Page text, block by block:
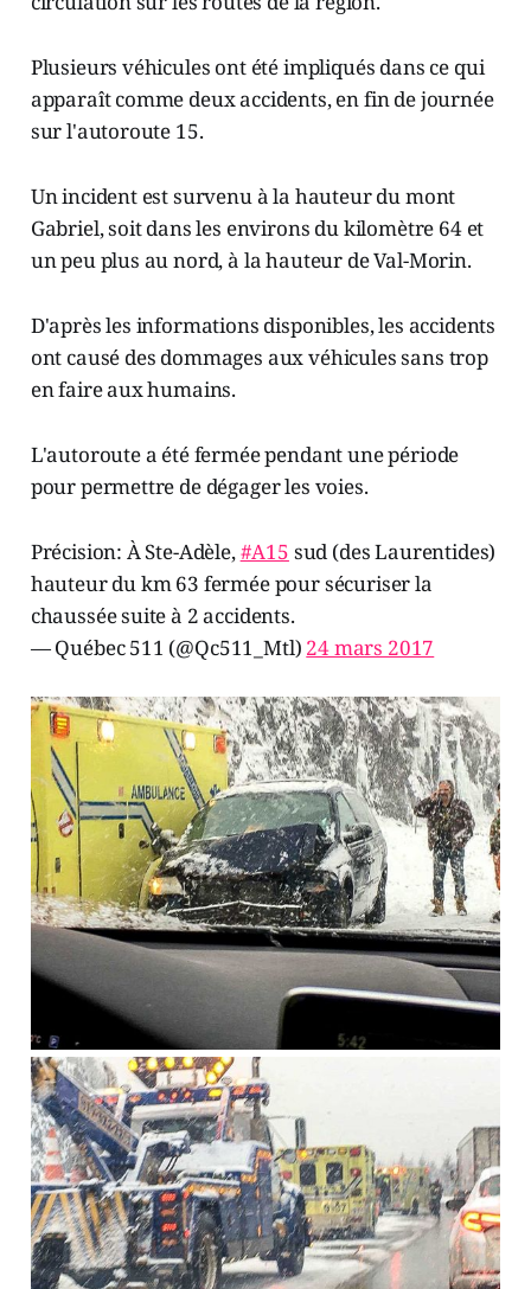
Plusieurs véhicules ont été impliqués dans ce qui
apparaît comme deux accidents, en fin de journée
sur l'autoroute 15.
Un incident est survenu à la hauteur du mont
Gabriel, soit dans les environs du kilomètre 64 et
un peu plus au nord, à la hauteur de Val-Morin.
D'après les informations disponibles, les accidents
ont causé des dommages aux véhicules sans trop
en faire aux humains.
L'autoroute a été fermée pendant une période
pour permettre de dégager les voies.
Précision: À Ste-Adèle,#A15 sud (des Laurentides)
hauteur du km 63 fermée pour sécuriser la
chaussée suite à 2 accidents.
— Québec 511 (@Qc511_Mtl) 24 mars 2017